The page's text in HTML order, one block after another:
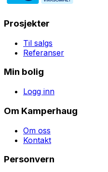
Prosjekter
Til salgs
Referanser
Min bolig
Logg inn
Om Kamperhaug
Om oss
Kontakt
Personvern